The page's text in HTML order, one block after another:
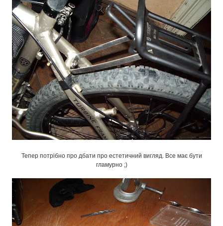
Тепер потрібно про дбати про естетичний вигляд. Все має бути
гламурно ;)